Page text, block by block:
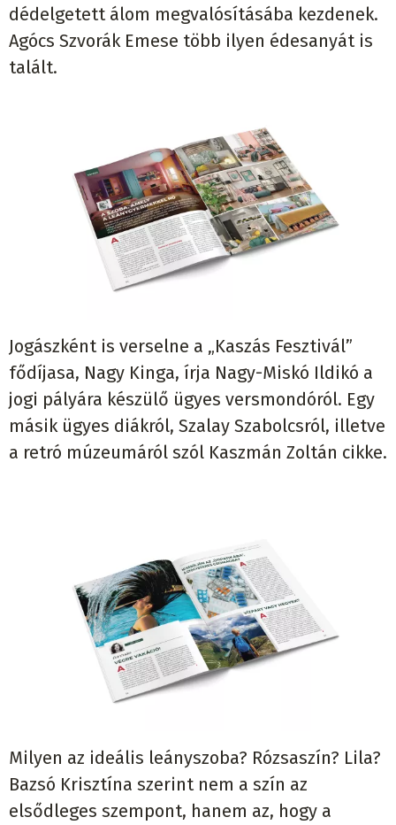
dédelgetett álom megvalósításába kezdenek.
Agócs Szvorák Emese több ilyen édesanyát is
talált.
Jogászként is verselne a „Kaszás Fesztivál”
fődíjasa, Nagy Kinga, írja Nagy-Miskó Ildikó a
jogi pályára készülő ügyes versmondóról. Egy
másik ügyes diákról, Szalay Szabolcsról, illetve
a retró múzeumáról szól Kaszmán Zoltán cikke.
Milyen az ideális leányszoba? Rózsaszín? Lila?
Bazsó Krisztína szerint nem a szín az
elsődleges szempont, hanem az, hogy a